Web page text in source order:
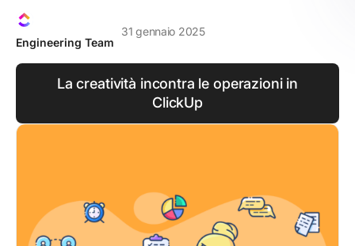
Engineering Team
31 gennaio 2025
La creatività incontra le operazioni in
ClickUp